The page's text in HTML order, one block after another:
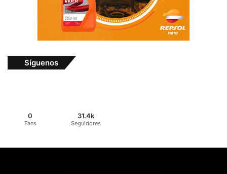
Síguenos
0
Fans
31.4k
Seguidores